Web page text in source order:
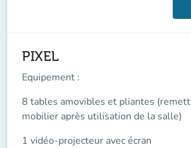
PIXEL
Equipement :
8 tables amovibles et pliantes
mobilier après utilisation de la salle)
1 vidéo-projecteur avec écran